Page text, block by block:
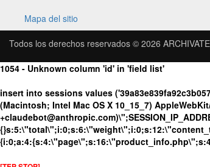
Mapa del sitio
Todos los derechos reservados © 2026 ARCHIVATE
1054 - Unknown column 'id' in 'field list'
insert into sessions values
(Macintosh; Intel Mac OS X 10_15_7)